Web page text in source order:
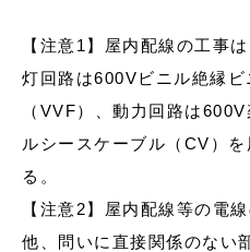
【注意1】屋内配線の工事
灯回路は600Vビニル絶縁
（VVF）、動力回路は
ルシースケーブル（CV）
る。
【注意2】屋内配線等の電
他、問いに直接関係のない